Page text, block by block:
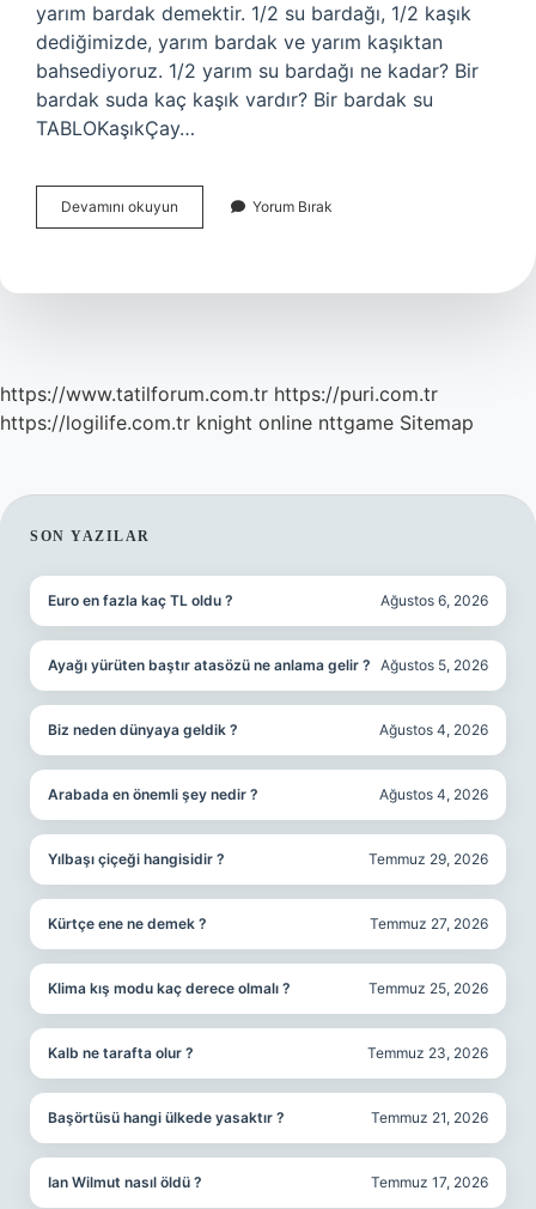
yarım bardak demektir. 1/2 su bardağı, 1/2 kaşık
dediğimizde, yarım bardak ve yarım kaşıktan
bahsediyoruz. 1/2 yarım su bardağı ne kadar? Bir
bardak suda kaç kaşık vardır? Bir bardak su
TABLOKaşıkÇay…
Devamını okuyun
2
Yorum Bırak
https://www.tatilforum.com.tr https://puri.com.tr
https://logilife.com.tr knight online nttgame Sitemap
SIDEBAR
SON YAZILAR
Euro en fazla kaç TL oldu ? Ağustos 6, 2026
Ayağı yürüten baştır atasözü ne anlama gelir ? Ağustos 5, 2026
Biz neden dünyaya geldik ? Ağustos 4, 2026
Arabada en önemli şey nedir ? Ağustos 4, 2026
Yılbaşı çiçeği hangisidir ? Temmuz 29, 2026
Kürtçe ene ne demek ? Temmuz 27, 2026
Klima kış modu kaç derece olmalı ? Temmuz 25, 2026
Kalb ne tarafta olur ? Temmuz 23, 2026
Başörtüsü hangi ülkede yasaktır ? Temmuz 21, 2026
Ian Wilmut nasıl öldü ? Temmuz 17, 2026